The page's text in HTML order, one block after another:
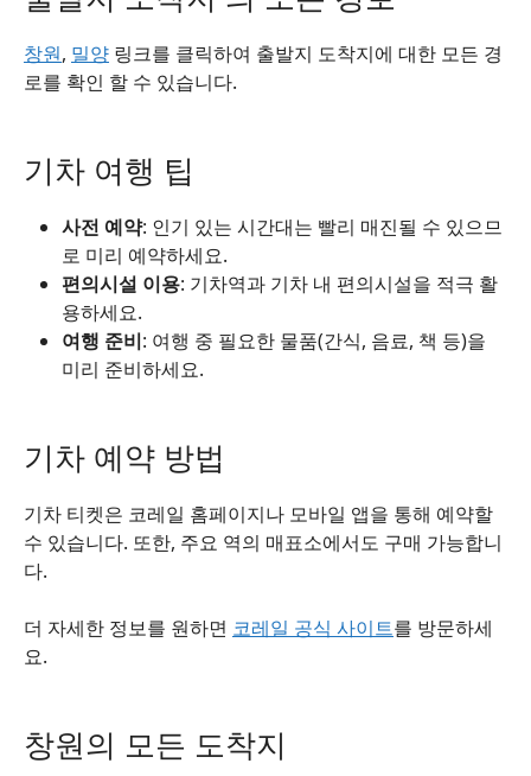
창원, 밀양 링크를 클릭하여 출발지 도착지에 대한 모든 경
로를 확인 할 수 있습니다.
기차 여행 팁
사전 예약: 인기 있는 시간대는 빨리 매진될 수 있으므
로 미리 예약하세요.
편의시설 이용: 기차역과 기차 내 편의시설을 적극 활
용하세요.
여행 준비: 여행 중 필요한 물품(간식, 음료, 책 등)을
미리 준비하세요.
기차 예약 방법
기차 티켓은 코레일 홈페이지나 모바일 앱을 통해 예약할
수 있습니다. 또한, 주요 역의 매표소에서도 구매 가능합니
다.
더 자세한 정보를 원하면 코레일 공식 사이트를 방문하세
요.
창원의 모든 도착지